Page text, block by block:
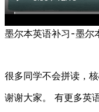
墨尔本英语补习-墨尔
很多同学不会拼读，
谢谢大家。 有更多英